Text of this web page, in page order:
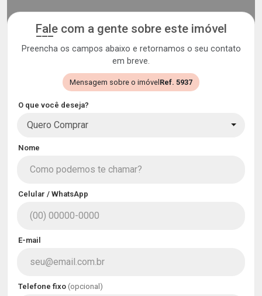
Fale com a gente sobre este imóvel
Preencha os campos abaixo e retornamos o seu contato
em breve.
Mensagem sobre o imóvel Ref. 5937
O que você deseja?
Quero Comprar
Nome
Celular / WhatsApp
E-mail
Telefone fixo (opcional)